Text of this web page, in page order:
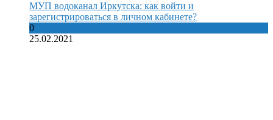
МУП водоканал Иркутска: как войти и
зарегистрироваться в личном кабинете?
0
25.02.2021